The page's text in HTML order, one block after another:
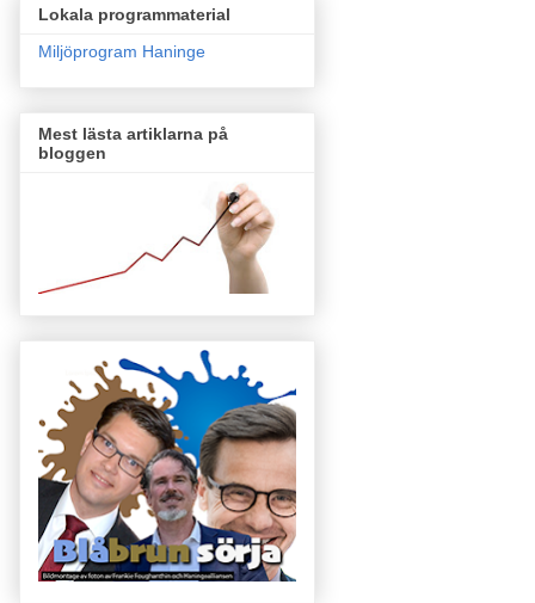
Lokala programmaterial
Miljöprogram Haninge
Mest lästa artiklarna på
bloggen